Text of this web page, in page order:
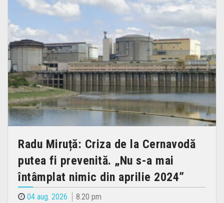
Radu Miruță: Criza de la Cernavodă
putea fi prevenită. „Nu s-a mai
întâmplat nimic din aprilie 2024”
04 aug. 2026 8.20 pm